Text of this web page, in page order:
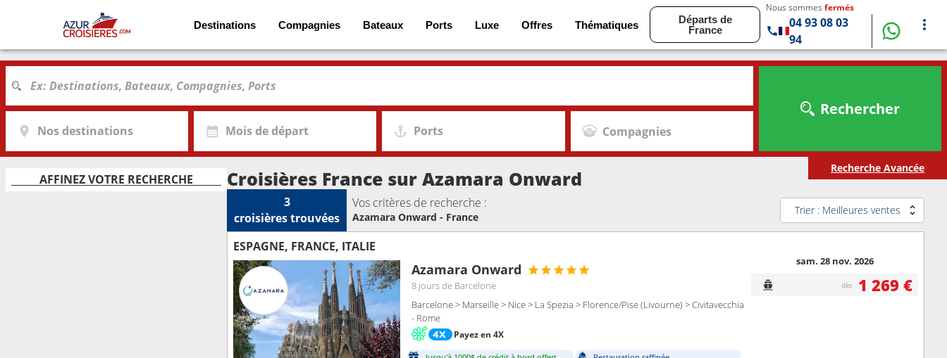
Destinations Compagnies Bateaux Ports Luxe Offres Thématiques
Départs de
France
Nous sommes fermés
04 93 08 03
94
Nos destinations Mois de départ Ports Compagnies
Rechercher
Recherche Avancée
AFFINEZ VOTRE RECHERCHE Croisières France sur Azamara Onward
3
croisièrestrouvées
Vos critères de recherche :
Azamara Onward - France
Trier : Meilleures ventes
ESPAGNE, FRANCE, ITALIE
Azamara Onward
8 joursde Barcelone
Barcelone > Marseille > Nice > La Spezia > Florence/Pise (Livourne) > Civitavecchia
- Rome
Payez en 4X
sam. 28 nov. 2026
dès 1 269 €